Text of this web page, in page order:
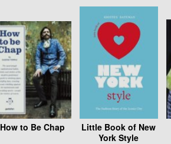
How to Be Chap
Little Book of New
York Style